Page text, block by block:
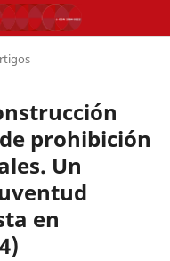
prohibición
Un
en